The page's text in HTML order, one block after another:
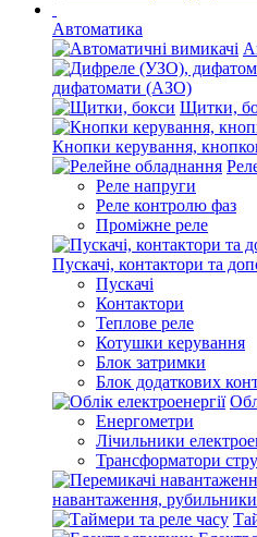
Автоматика
дифатомати (АЗО)
Щитки,
Кнопки керування,
Реле напруги
Реле контролю фаз
Проміжне реле
Пускачі, контактори та
Пускачі
Контактори
Теплове реле
Котушки керування
Блок затримки
Блок додаткових
Енергометри
Лічильники
Трансформатори
навантаження, рубильники